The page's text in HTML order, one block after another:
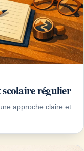
régulier
approche claire et